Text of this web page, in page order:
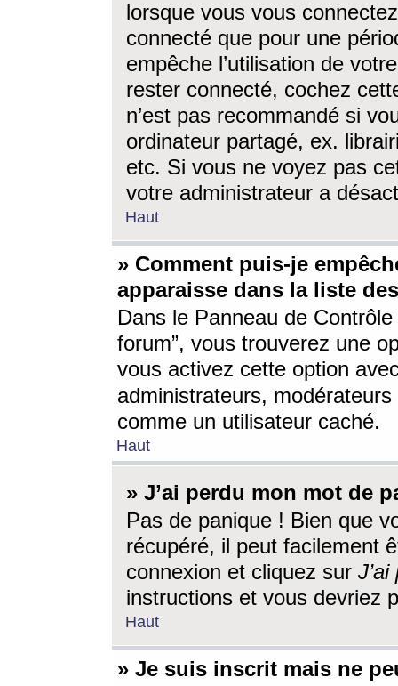
lorsque vous vous
connecté que pour une
empêche l’utilisation de
rester connecté, cochez
n’est pas recommandé si
ordinateur partagé, ex.
etc. Si vous ne voyez pas
votre administrateur a
Haut
» Comment puis-je
apparaisse dans la liste
Dans le Panneau de
forum”, vous trouverez une
vous activez cette option
administrateurs,
comme un utilisateur caché.
Haut
» J’ai perdu mon mot de
Pas de panique ! Bien que
récupéré, il peut facilement
connexion et cliquez sur
instructions et vous devriez
Haut
» Je suis inscrit mais ne